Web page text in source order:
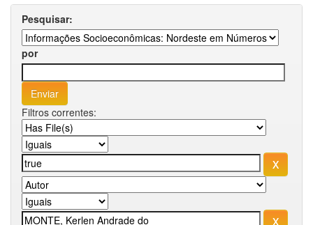
Pesquisar:
por
Filtros correntes: